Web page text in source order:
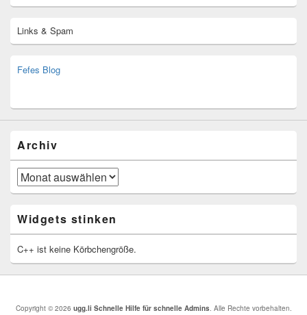
Links & Spam
Fefes Blog
Archiv
Archiv
Widgets stinken
C++ ist keine Körbchengröße.
Copyright © 2026 ugg.li Schnelle Hilfe für schnelle Admins. Alle Rechte vorbehalten.